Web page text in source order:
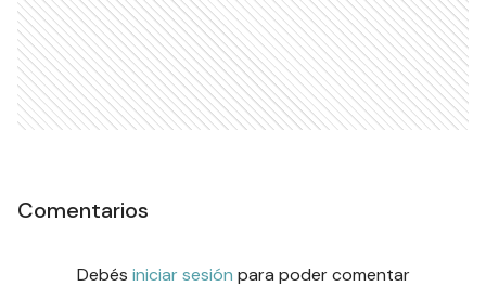
Comentarios
Debés iniciar sesión para poder comentar